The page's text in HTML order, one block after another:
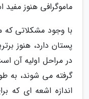
ماموگرافی هنوز
با وجود مشکلاتی
پستان دارد، هنوز
در مراحل اولیه آن
گرفته می شوند، به
اندازه اشعه ای که